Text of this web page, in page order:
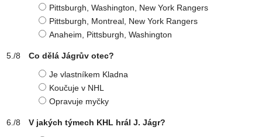
Pittsburgh, Washington, New York Rangers
Pittsburgh, Montreal, New York Rangers
Anaheim, Pittsburgh, Washington
Co dělá Jágrův otec?
Je vlastníkem Kladna
Koučuje v NHL
Opravuje myčky
V jakých týmech KHL hrál J. Jágr?